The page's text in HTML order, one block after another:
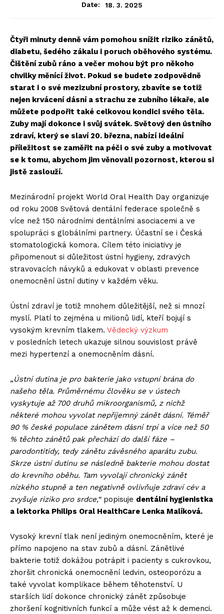
Date:
18. 3. 2025
Čtyři minuty denně vám pomohou snížit riziko zánětů,
diabetu, šedého zákalu i poruch oběhového systému.
Čištění zubů ráno a večer mohou být pro někoho
chvilky měnící život. Pokud se budete zodpovědně
starat i o své mezizubní prostory, zbavíte se totiž
nejen krvácení dásní a strachu ze zubního lékaře, ale
můžete podpořit také celkovou kondici svého těla.
Zuby mají dokonce i svůj svátek. Světový den ústního
zdraví, který se slaví 20. března, nabízí ideální
příležitost se zaměřit na péči o své zuby a motivovat
se k tomu, abychom jim věnovali pozornost, kterou si
jistě zaslouží.
Mezinárodní projekt World Oral Health Day organizuje
od roku 2008 Světová dentální federace společně s
více než 150 národními dentálními asociacemi a ve
spolupráci s globálními partnery. Účastní se i Česká
stomatologická komora. Cílem této iniciativy je
připomenout si důležitost ústní hygieny, zdravých
stravovacích návyků a edukovat v oblasti prevence
onemocnění ústní dutiny v každém věku.
Ústní zdraví je totiž mnohem důležitější, než si mnozí
myslí. Platí to zejména u milionů lidí, kteří bojují s
vysokým krevním tlakem. Vědecký výzkum
v posledních letech ukazuje silnou souvislost právě
mezi hypertenzí a onemocněním dásní.
„Ústní dutina je pro bakterie jako vstupní brána do
našeho těla. Průměrnému člověku se v ústech
vyskytuje až 700 druhů mikroorganismů, z nichž
některé mohou vyvolat nepříjemný zánět dásní. Téměř
90 % české populace zánětem dásní trpí a více než 50
% těchto zánětů pak přechází do další fáze –
parodontitidy, tedy zánětu závěsného aparátu zubu.
Skrze ústní dutinu se následně bakterie mohou dostat
do krevního oběhu. Tam vyvolají chronický zánět
nízkého stupně a ten negativně ovlivňuje zdraví cév a
zvyšuje riziko pro srdce,“ popisuje dentální hygienistka
a lektorka Philips Oral HealthCare Lenka Malíková.
Vysoký krevní tlak není jediným onemocněním, které je
přímo napojeno na stav zubů a dásní. Zánětlivé
bakterie totiž dokážou potrápit i pacienty s cukrovkou,
zhoršit chronická onemocnění ledvin, osteoporózu a
také vyvolat komplikace během těhotenství. U
starších lidí dokonce chronický zánět způsobuje
zhoršení kognitivních funkcí a může vést až k demenci.